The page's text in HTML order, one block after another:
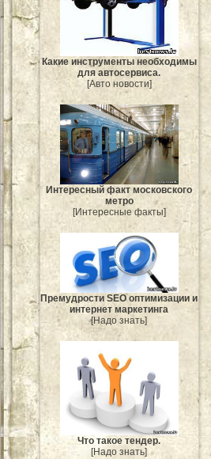
Какие инструменты необходимы
для автосервиса.
[Авто новости]
Интересный факт московского
метро
[Интересные факты]
Премудрости SEO оптимизации и
интернет маркетинга
[Надо знать]
Что такое тендер.
[Надо знать]